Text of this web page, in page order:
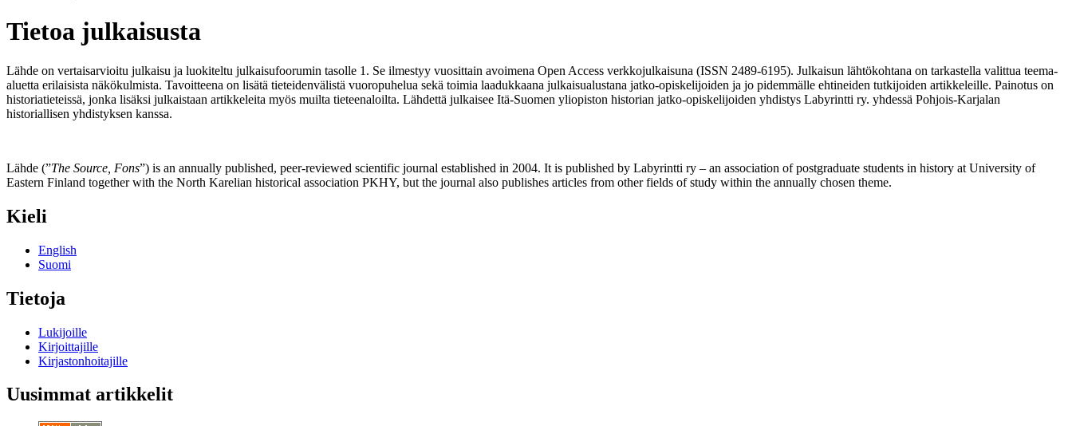
Tietoa julkaisusta
Lähde on vertaisarvioitu julkaisu ja luokiteltu julkaisufoorumin tasolle 1. Se ilmestyy vuosittain avoimena Open Access verkkojulkaisuna (ISSN 2489-6195). Julkaisun lähtökohtana on tarkastella valittua teema-
aluetta erilaisista näkökulmista. Tavoitteena on lisätä tieteidenvälistä vuoropuhelua sekä toimia laadukkaana julkaisualustana jatko-opiskelijoiden ja jo pidemmälle ehtineiden tutkijoiden artikkeleille. Painotus on
historiatieteissä, jonka lisäksi julkaistaan artikkeleita myös muilta tieteenaloilta. Lähdettä julkaisee Itä-Suomen yliopiston historian jatko-opiskelijoiden yhdistys Labyrintti ry. yhdessä Pohjois-Karjalan
historiallisen yhdistyksen kanssa.
Lähde (”The Source, Fons”) is an annually published, peer-reviewed scientific journal established in 2004. It is published by Labyrintti ry – an association of postgraduate students in history at University of
Eastern Finland together with the North Karelian historical association PKHY, but the journal also publishes articles from other fields of study within the annually chosen theme.
Kieli
English
Suomi
Tietoja
Lukijoille
Kirjoittajille
Kirjastonhoitajille
Uusimmat artikkelit